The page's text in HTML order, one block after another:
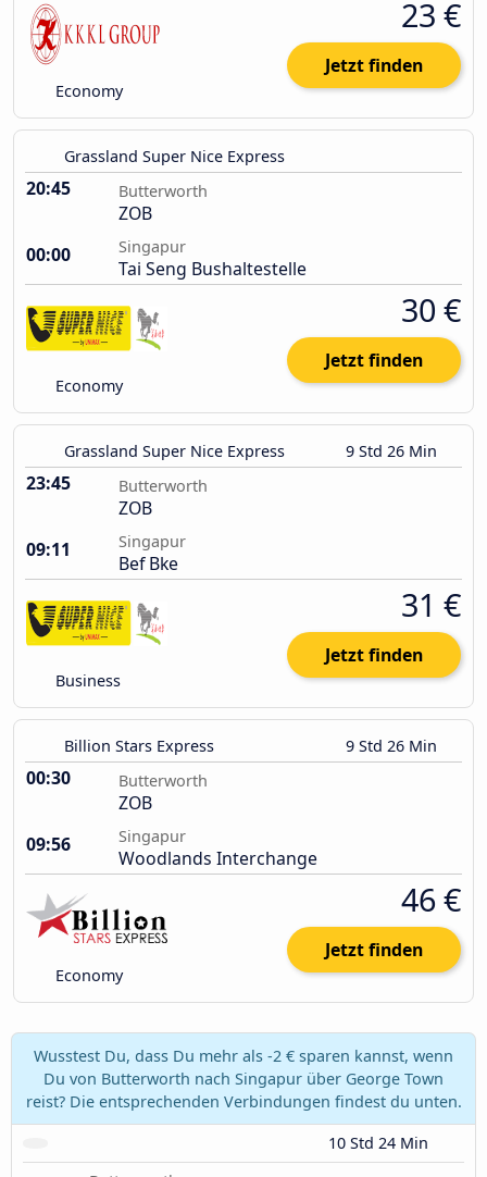
Economy
23 €
Jetzt finden
Grassland Super Nice Express
20:45 Butterworth
ZOB
00:00
Singapur
Tai Seng Bushaltestelle
Economy
30 €
Jetzt finden
Grassland Super Nice Express 9 Std 26 Min
23:45 Butterworth
ZOB
09:11
Singapur
Bef Bke
Business
31 €
Jetzt finden
Billion Stars Express 9 Std 26 Min
00:30 Butterworth
ZOB
09:56
Singapur
Woodlands Interchange
Economy
46 €
Jetzt finden
Wusstest Du, dass Du mehr als -2 € sparen kannst, wenn
Du von Butterworth nach Singapur über George Town
reist? Die entsprechenden Verbindungen findest du unten.
10 Std 24 Min